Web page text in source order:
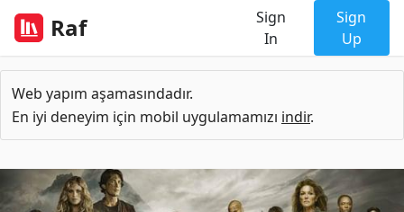
Raf
Sign
In
Sign
Up
Web yapım aşamasındadır.
En iyi deneyim için mobil uygulamamızı indir.